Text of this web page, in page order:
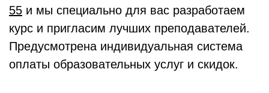
55 и мы специально для вас разработаем
курс и пригласим лучших преподавателей.
Предусмотрена индивидуальная система
оплаты образовательных услуг и скидок.